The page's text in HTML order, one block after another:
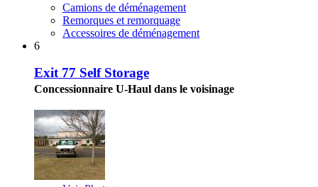
Camions de déménagement
Remorques et remorquage
Accessoires de déménagement
6
Exit 77 Self Storage
Concessionnaire U-Haul dans le voisinage